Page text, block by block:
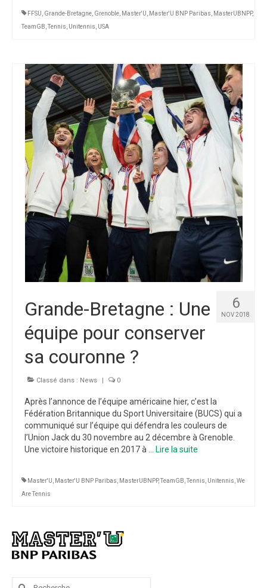
FFSU Grande-Bretagne Grenoble Master'U Master'U BNP Paribas MasterUBNPP,
TeamGB ,Tennis Unitennis USA
6
NOV 2018
Grande-Bretagne : Une
équipe pour conserver
sa couronne ?
Classé dans : News | 0
Après l’annonce de l’équipe américaine hier, c’est la
Fédération Britannique du Sport Universitaire (BUCS) qui a
communiqué sur l’équipe qui défendra les couleurs de
l’Union Jack du 30 novembre au 2 décembre à Grenoble.
Une victoire historique en 2017 à …
Lire la suite­­
Master'U Master'U BNP Paribas MasterUBNPP,TeamGB ,Tennis Unitennis We
Are Tennis
Rechercher